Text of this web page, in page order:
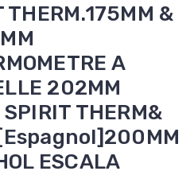
&
A
202MM
THERM&
ESCALA